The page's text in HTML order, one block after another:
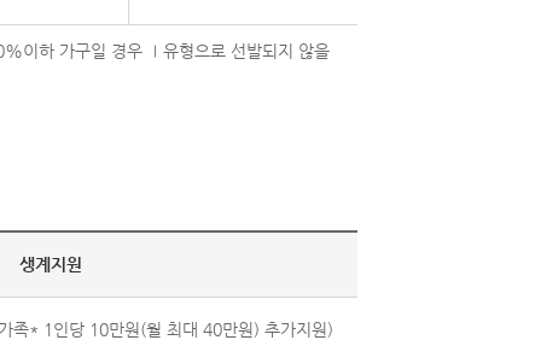
이하 가구일 경우 Ⅰ유형으로 선발되지 않을
생계지원
족* 1인당 10만원(월 최대 40만원) 추가지원)